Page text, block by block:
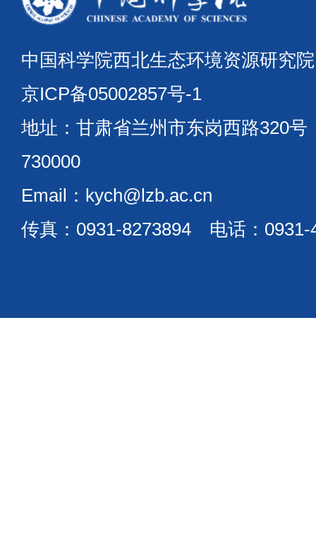
中国科学院西北生态环境资源研
京ICP备05002857号-1
地址：甘肃省兰州市东岗西路
730000
Email：kych@lzb.ac.cn
传真：0931-8273894 电话：0931-